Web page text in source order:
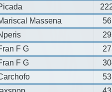
Massena
F G
F G